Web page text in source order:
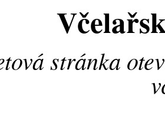
stránka